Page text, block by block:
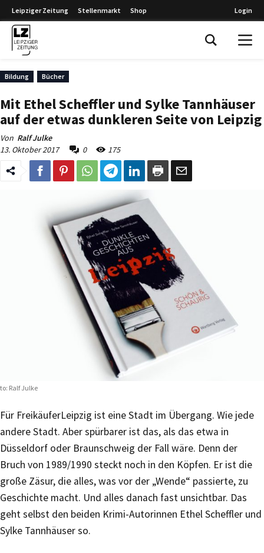
Leipziger Zeitung Stellenmarkt Shop Login
Bildung Bücher
Mit Ethel Scheffler und Sylke Tannhäuser
auf der etwas dunkleren Seite von Leipzig
Von Ralf Julke
13. Oktober 2017
0 175
Ralf Julke
Für FreikäuferLeipzig ist eine Stadt im Übergang. Wie jede
andere Stadt. Aber spürbarer ist das, als das etwa in
Düsseldorf oder Braunschweig der Fall wäre. Denn der
Bruch von 1989/1990 steckt noch in den Köpfen. Er ist die
große Zäsur, die alles, was vor der „Wende“ passierte, zu
Geschichte macht. Und alles danach fast unsichtbar. Das
geht selbst den beiden Krimi-Autorinnen Ethel Scheffler und
Sylke Tannhäuser so.